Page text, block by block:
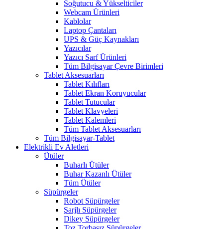
Soğutucu & Yükselticiler
Webcam Ürünleri
Kablolar
Laptop Çantaları
UPS & Güç Kaynakları
Yazıcılar
Yazıcı Sarf Ürünleri
Tüm Bilgisayar Çevre Birimleri
Tablet Aksesuarları
Tablet Kılıfları
Tablet Ekran Koruyucular
Tablet Tutucular
Tablet Klavyeleri
Tablet Kalemleri
Tüm Tablet Aksesuarları
Tüm Bilgisayar-Tablet
Elektrikli Ev Aletleri
Ütüler
Buharlı Ütüler
Buhar Kazanlı Ütüler
Tüm Ütüler
Süpürgeler
Robot Süpürgeler
Şarjlı Süpürgeler
Dikey Süpürgeler